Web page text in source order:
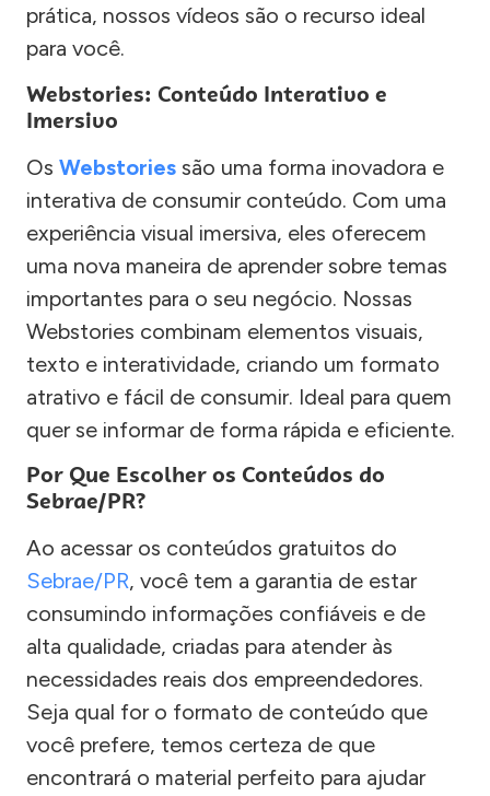
prática, nossos vídeos são o recurso ideal
para você.
Webstories: Conteúdo Interativo e
Imersivo
Os Webstories são uma forma inovadora e
interativa de consumir conteúdo. Com uma
experiência visual imersiva, eles oferecem
uma nova maneira de aprender sobre temas
importantes para o seu negócio. Nossas
Webstories combinam elementos visuais,
texto e interatividade, criando um formato
atrativo e fácil de consumir. Ideal para quem
quer se informar de forma rápida e eficiente.
Por Que Escolher os Conteúdos do
Sebrae/PR?
Ao acessar os conteúdos gratuitos do
Sebrae/PR, você tem a garantia de estar
consumindo informações confiáveis e de
alta qualidade, criadas para atender às
necessidades reais dos empreendedores.
Seja qual for o formato de conteúdo que
você prefere, temos certeza de que
encontrará o material perfeito para ajudar